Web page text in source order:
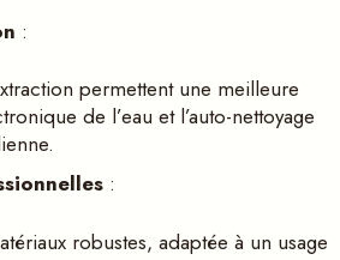
:
permettent une meilleure
de l’eau et l’auto-nettoyage
:
robustes, adaptée à un usage